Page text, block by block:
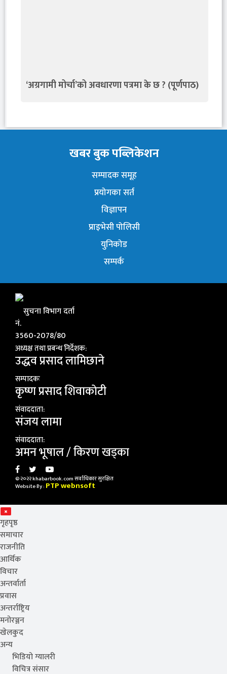
‘अग्रगामी मोर्चा’को अवधारणा पत्रमा के छ ? (पूर्णपाठ)
खबर बुक पब्लिकेशन
सम्पादक समूह
प्रयोगका सर्त
विज्ञापन
प्राइभेसी पोलिसी
युनिकोड
सम्पर्क
सुचना विभाग दर्ता
नं.
3560-2078/80
अध्यक्ष तथा प्रबन्ध निर्देशक:
उद्धव प्रसाद लामिछाने
सम्पादकः
कृष्ण प्रसाद शिवाकाेटी
संवाददाता:
संजय लामा
संवाददाता:
अमन भूषाल / किरण खड्का
© २०२२ khabarbook.com सर्वाधिकार सुरक्षित
Website By : PTP webnsoft
गृहपृष्ठ
समाचार
राजनीति
आर्थिक
विचार
अन्तर्वार्ता
प्रवास
अन्तर्राष्ट्रिय
मनोरञ्जन
खेलकुद
अन्य
भिडियो ग्यालरी
विचित्र संसार